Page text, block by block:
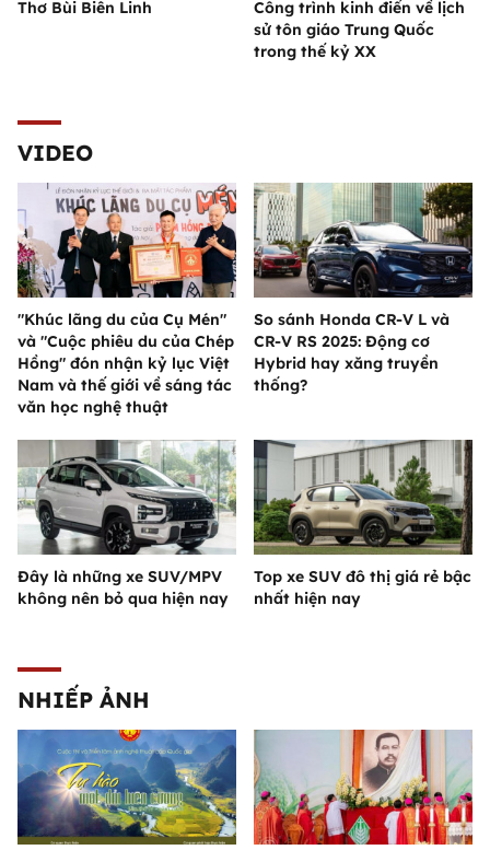
Thơ Bùi Biên Linh
Công trình kinh điển về lịch
sử tôn giáo Trung Quốc
trong thế kỷ XX
VIDEO
"Khúc lãng du của Cụ Mén"
và "Cuộc phiêu du của Chép
Hồng" đón nhận kỷ lục Việt
Nam và thế giới về sáng tác
văn học nghệ thuật
So sánh Honda CR-V L và
CR-V RS 2025: Động cơ
Hybrid hay xăng truyền
thống?
Đây là những xe SUV/MPV
không nên bỏ qua hiện nay
Top xe SUV đô thị giá rẻ bậc
nhất hiện nay
NHIẾP ẢNH